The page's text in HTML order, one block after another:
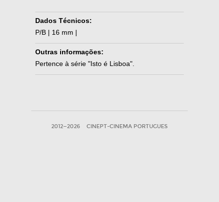
Dados Técnicos:
P/B | 16 mm |
Outras informações:
Pertence à série "Isto é Lisboa".
2012—2026 CINEPT-CINEMA PORTUGUES